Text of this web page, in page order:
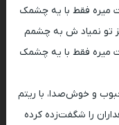
میره فقط با یه چشمک
تو نمیاد ش به چشمم
میره فقط با یه چشمک
و خوش‌صدا، با ریتم
را شگفت‌زده کرده